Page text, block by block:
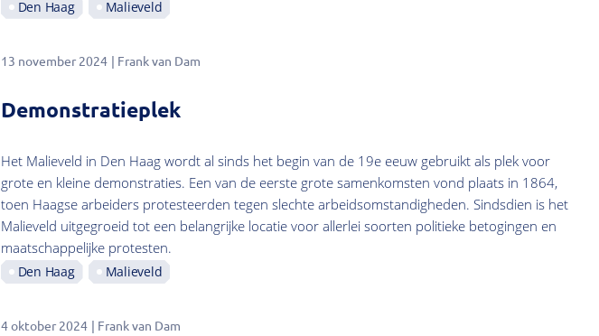
Den Haag Malieveld
13 november 2024 Frank van Dam
Demonstratieplek
Het Malieveld in Den Haag wordt al sinds het begin van de 19e eeuw gebruikt als plek voor
grote en kleine demonstraties. Een van de eerste grote samenkomsten vond plaats in 1864,
toen Haagse arbeiders protesteerden tegen slechte arbeidsomstandigheden. Sindsdien is het
Malieveld uitgegroeid tot een belangrijke locatie voor allerlei soorten politieke betogingen en
maatschappelijke protesten.
Den Haag Malieveld
4 oktober 2024 Frank van Dam